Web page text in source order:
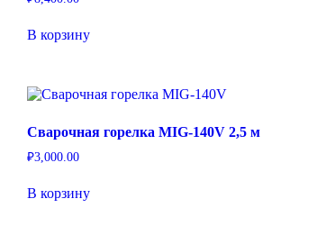
В корзину
Сварочная горелка MIG-140V 2,5 м
₽3,000.00
В корзину